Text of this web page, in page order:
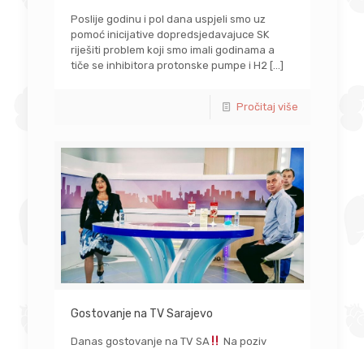
Poslije godinu i pol dana uspjeli smo uz
pomoć inicijative dopredsjedavajuce SK
riješiti problem koji smo imali godinama a
tiče se inhibitora protonske pumpe i H2[…]
Pročitaj više
Gostovanje na TV Sarajevo
Danas gostovanje na TV SA
Na poziv